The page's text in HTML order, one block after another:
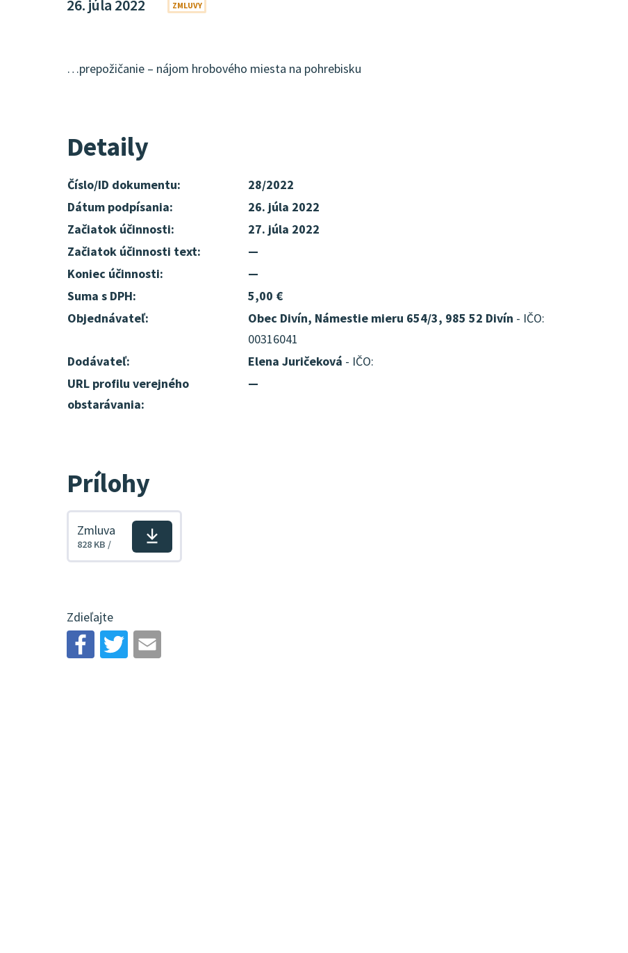
26. júla 2022 ZMLUVY
…prepožičanie – nájom hrobového miesta na pohrebisku
Detaily
Číslo/ID dokumentu:
28/2022
Dátum podpísania:
26. júla 2022
Začiatok účinnosti:
27. júla 2022
Začiatok účinnosti text:
—
Koniec účinnosti:
—
Suma s DPH:
5,00 €
Objednávateľ:
Obec Divín, Námestie mieru 654/3, 985 52 Divín - IČO:
00316041
Dodávateľ:
Elena Juričeková - IČO:
URL profilu verejného
obstarávania:
—
Prílohy
Stiahnuť
Zmluva
828 KB /
Zdieľajte